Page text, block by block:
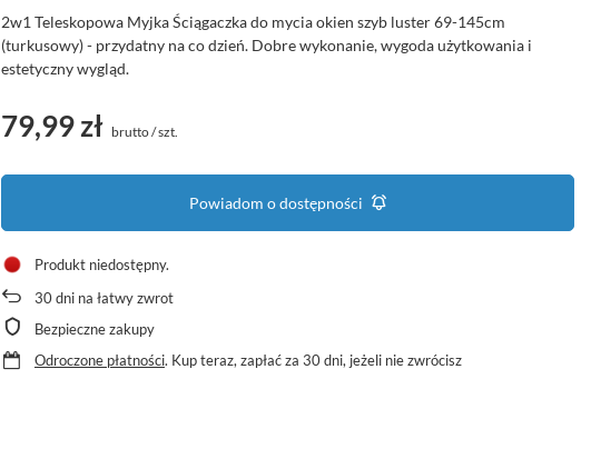
2w1 Teleskopowa Myjka Ściągaczka do mycia okien szyb luster 69-145cm
(turkusowy) - przydatny na co dzień. Dobre wykonanie, wygoda użytkowania i
estetyczny wygląd.
79,99 zł brutto/szt.
Powiadom o dostępności
Produkt niedostępny
30dni na łatwy zwrot
Bezpieczne zakupy
Odroczone płatności. Kup teraz, zapłać za 30 dni, jeżeli nie zwrócisz